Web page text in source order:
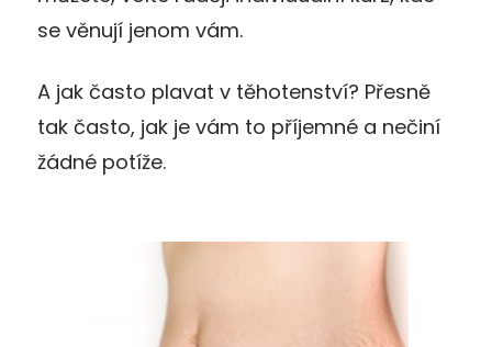
se věnují jenom vám.
A jak často plavat v těhotenství? Přesně
tak často, jak je vám to příjemné a nečiní
žádné potíže.